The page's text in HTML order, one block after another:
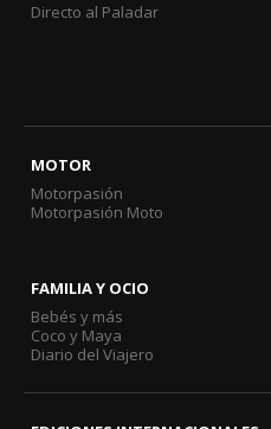
Directo al Paladar
MOTOR
Motorpasión
Motorpasión Moto
FAMILIA Y OCIO
Bebés y más
Coco y Maya
Diario del Viajero